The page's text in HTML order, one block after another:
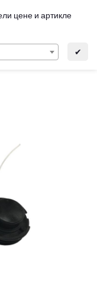
цене и артикле
✔
SR